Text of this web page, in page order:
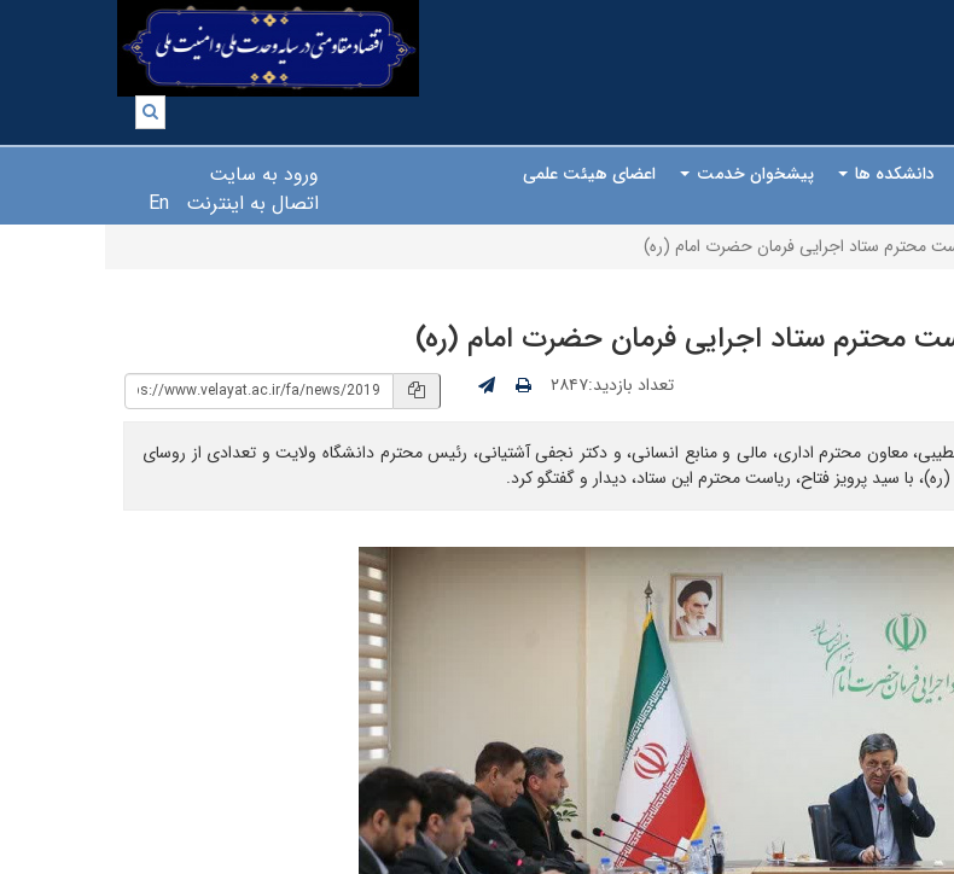
ورود به سایت
اتصال به اینترنت
En
دانشکده ها پیشخوان خدمت اعضای هیئت علمی
محترم ستاد اجرایی فرمان حضرت امام (ره)
محترم ستاد اجرایی فرمان حضرت امام (ره)
تعداد بازدید:۲۸۴۷
معاون محترم اداری، مالی و منابع انسانی، و دکتر نجفی آشتیانی، رئیس محترم دانشگاه ولایت و تعدادی از روسای
با سید پرویز فتاح، ریاست محترم این ستاد، دیدار و گفتگو کرد.